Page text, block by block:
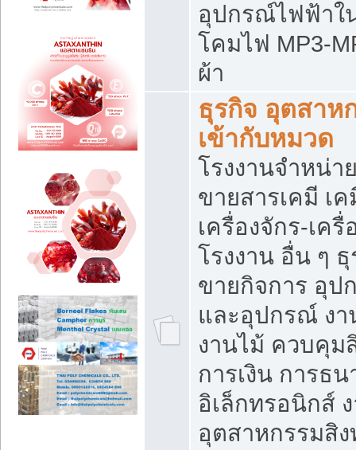
อุปกรณ์ไฟฟ้าใ
โคมไฟ MP3-
ผ้า
ธุรกิจ อุตสาห
เข้ากับหมวด
โรงงานจำหน่
ขายสารเคมี เ
เครื่องจักร-เค
โรงงาน อื่น ๆ
ขายกิจการ อุป
และอุปกรณ์ ง
งานไม้ ควบคุม
การเงิน การธ
อิเล็กทรอนิกส์
อุตสาหกรรมสิ